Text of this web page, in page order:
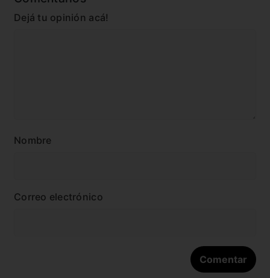
Dejá tu opinión acá!
Nombre
Correo electrónico